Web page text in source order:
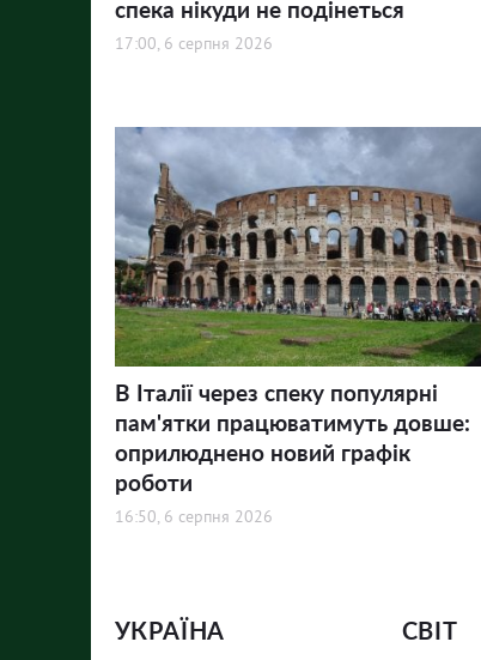
спека нікуди не подінеться
17:00, 6 серпня 2026
В Італії через спеку популярні
пам'ятки працюватимуть довше:
оприлюднено новий графік
роботи
16:50, 6 серпня 2026
УКРАЇНА СВІТ